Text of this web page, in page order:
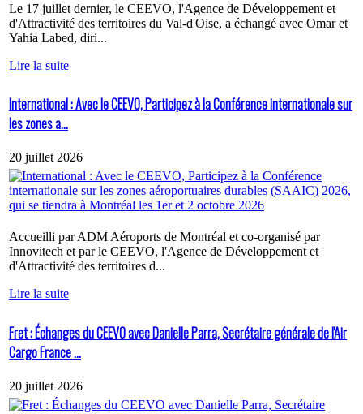
Le 17 juillet dernier, le CEEVO, l'Agence de Développement et
d'Attractivité des territoires du Val-d'Oise, a échangé avec Omar et
Yahia Labed, diri...
Lire la suite
International : Avec le CEEVO, Participez à la Conférence internationale sur
les zones a...
20 juillet 2026
Accueilli par ADM Aéroports de Montréal et co-organisé par
Innovitech et par le CEEVO, l'Agence de Développement et
d'Attractivité des territoires d...
Lire la suite
Fret : Échanges du CEEVO avec Danielle Parra, Secrétaire générale de l'Air
Cargo France ...
20 juillet 2026